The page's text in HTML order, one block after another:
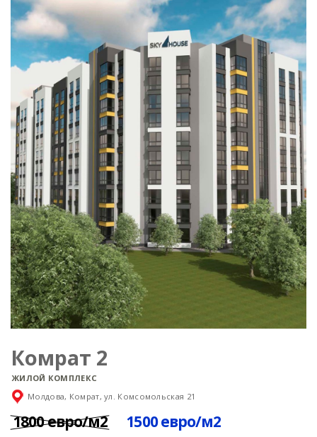
Комрат 2
ЖИЛОЙ КОМПЛЕКС
Молдова, Комрат, ул. Комсомольская 21
1800 евро/м2 1500 евро/м2